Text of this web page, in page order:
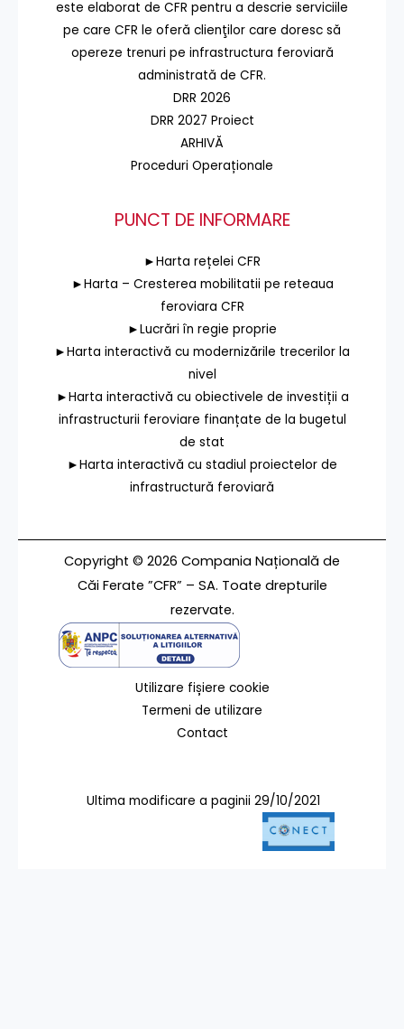
este elaborat de CFR pentru a descrie serviciile
pe care CFR le oferă clienţilor care doresc să
opereze trenuri pe infrastructura feroviară
administrată de CFR.
DRR 2026
DRR 2027 Proiect
ARHIVĂ
Proceduri Operaționale
PUNCT DE INFORMARE
►Harta rețelei CFR
►Harta – Cresterea mobilitatii pe reteaua
feroviara CFR
►Lucrări în regie proprie
►Harta interactivă cu modernizările trecerilor la
nivel
►Harta interactivă cu obiectivele de investiții a
infrastructurii feroviare finanțate de la bugetul
de stat
►Harta interactivă cu stadiul proiectelor de
infrastructură feroviară
Copyright © 2026 Compania Națională de
Căi Ferate ”CFR” – SA. Toate drepturile
rezervate.
Utilizare fișiere cookie
Termeni de utilizare
Contact
Ultima modificare a paginii 29/10/2021